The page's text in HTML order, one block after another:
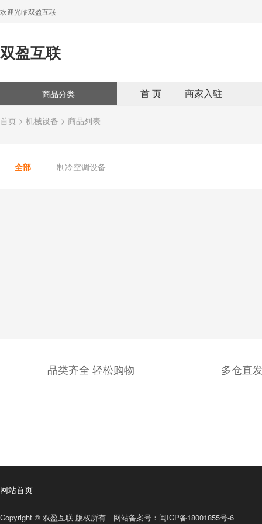
欢迎光临双盈互联
双盈互联
商品分类 首 页 商家入驻
首页 > 机械设备 > 商品列表
全部 制冷空调设备
品类齐全 轻松购物 多仓直
网站首页
Copyright © 双盈互联 版权所有 网站备案号： 闽ICP备18001855号-6